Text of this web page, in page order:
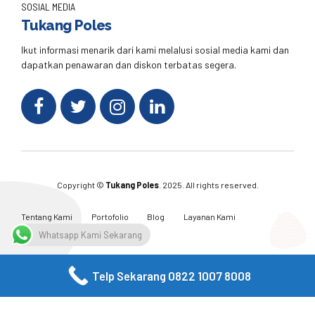
SOSIAL MEDIA
Tukang Poles
Ikut informasi menarik dari kami melalusi sosial media kami dan
dapatkan penawaran dan diskon terbatas segera.
Copyright © Tukang Poles. 2025. All rights reserved.
Tentang Kami Portofolio Blog
Layanan Kami
Kontak Kami
Facebook Twitter Instagram Email
Whatsapp Kami Sekarang
Telp Sekarang 0822 1007 8008